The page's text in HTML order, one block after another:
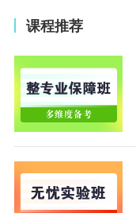
课程推荐